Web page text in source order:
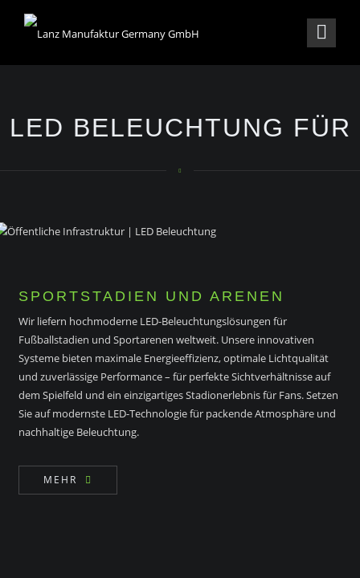
LED BELEUCHTUNG FÜR
SPORTSTADIEN UND ARENEN
Wir liefern hochmoderne LED-Beleuchtungslösungen für
Fußballstadien und Sportarenen weltweit. Unsere innovativen
Systeme bieten maximale Energieeffizienz, optimale Lichtqualität
und zuverlässige Performance – für perfekte Sichtverhältnisse auf
dem Spielfeld und ein einzigartiges Stadionerlebnis für Fans. Setzen
Sie auf modernste LED-Technologie für packende Atmosphäre und
nachhaltige Beleuchtung.
MEHR